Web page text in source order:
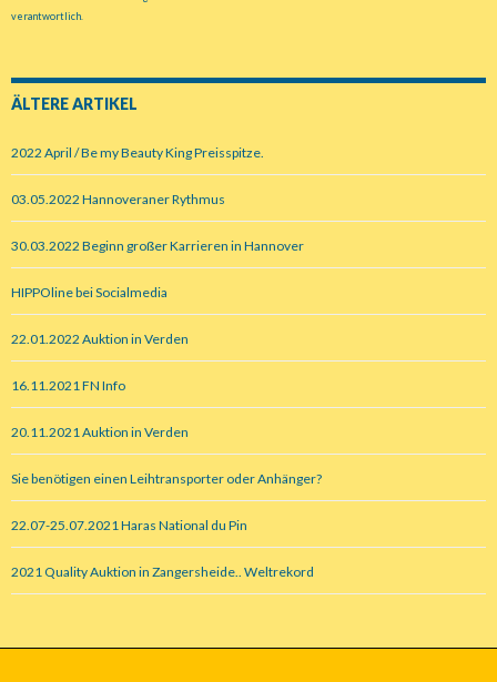
verantwortlich.
ÄLTERE ARTIKEL
2022 April / Be my Beauty King Preisspitze.
03.05.2022 Hannoveraner Rythmus
30.03.2022 Beginn großer Karrieren in Hannover
HIPPOline bei Socialmedia
22.01.2022 Auktion in Verden
16.11.2021 FN Info
20.11.2021 Auktion in Verden
Sie benötigen einen Leihtransporter oder Anhänger?
22.07-25.07.2021 Haras National du Pin
2021 Quality Auktion in Zangersheide.. Weltrekord